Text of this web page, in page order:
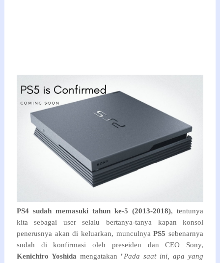
PS4 sudah memasuki tahun ke-5 (2013-2018), tentunya
kita sebagai user selalu bertanya-tanya kapan konsol
penerusnya akan di keluarkan, munculnyaPS5 sebenarnya
sudah di konfirmasi oleh preseiden dan CEO Sony,
Kenichiro Yoshida mengatakan "Pada saat ini, apa yang